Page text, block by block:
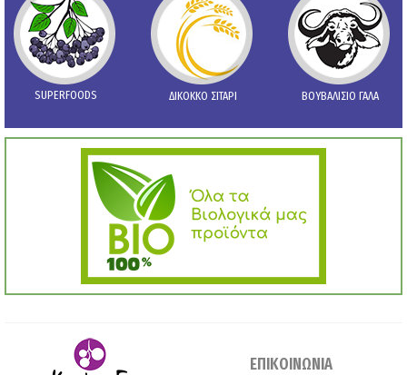
SUPERFOODS ΔΙΚΟΚΚΟ ΣΙΤΑΡΙ ΒΟΥΒΑΛΙΣΙΟ ΓΑΛΑ
ΕΠΙΚΟΙΝΩΝΙΑ